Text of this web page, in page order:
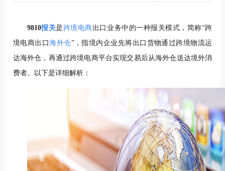
9810报关是跨境电商出口业务中的一种报关模式，简称“跨
境电商出口海外仓”，指境内企业先将出口货物通过跨境物流运
达海外仓，再通过跨境电商平台实现交易后从海外仓送达境外消
费者。以下是详细解析：